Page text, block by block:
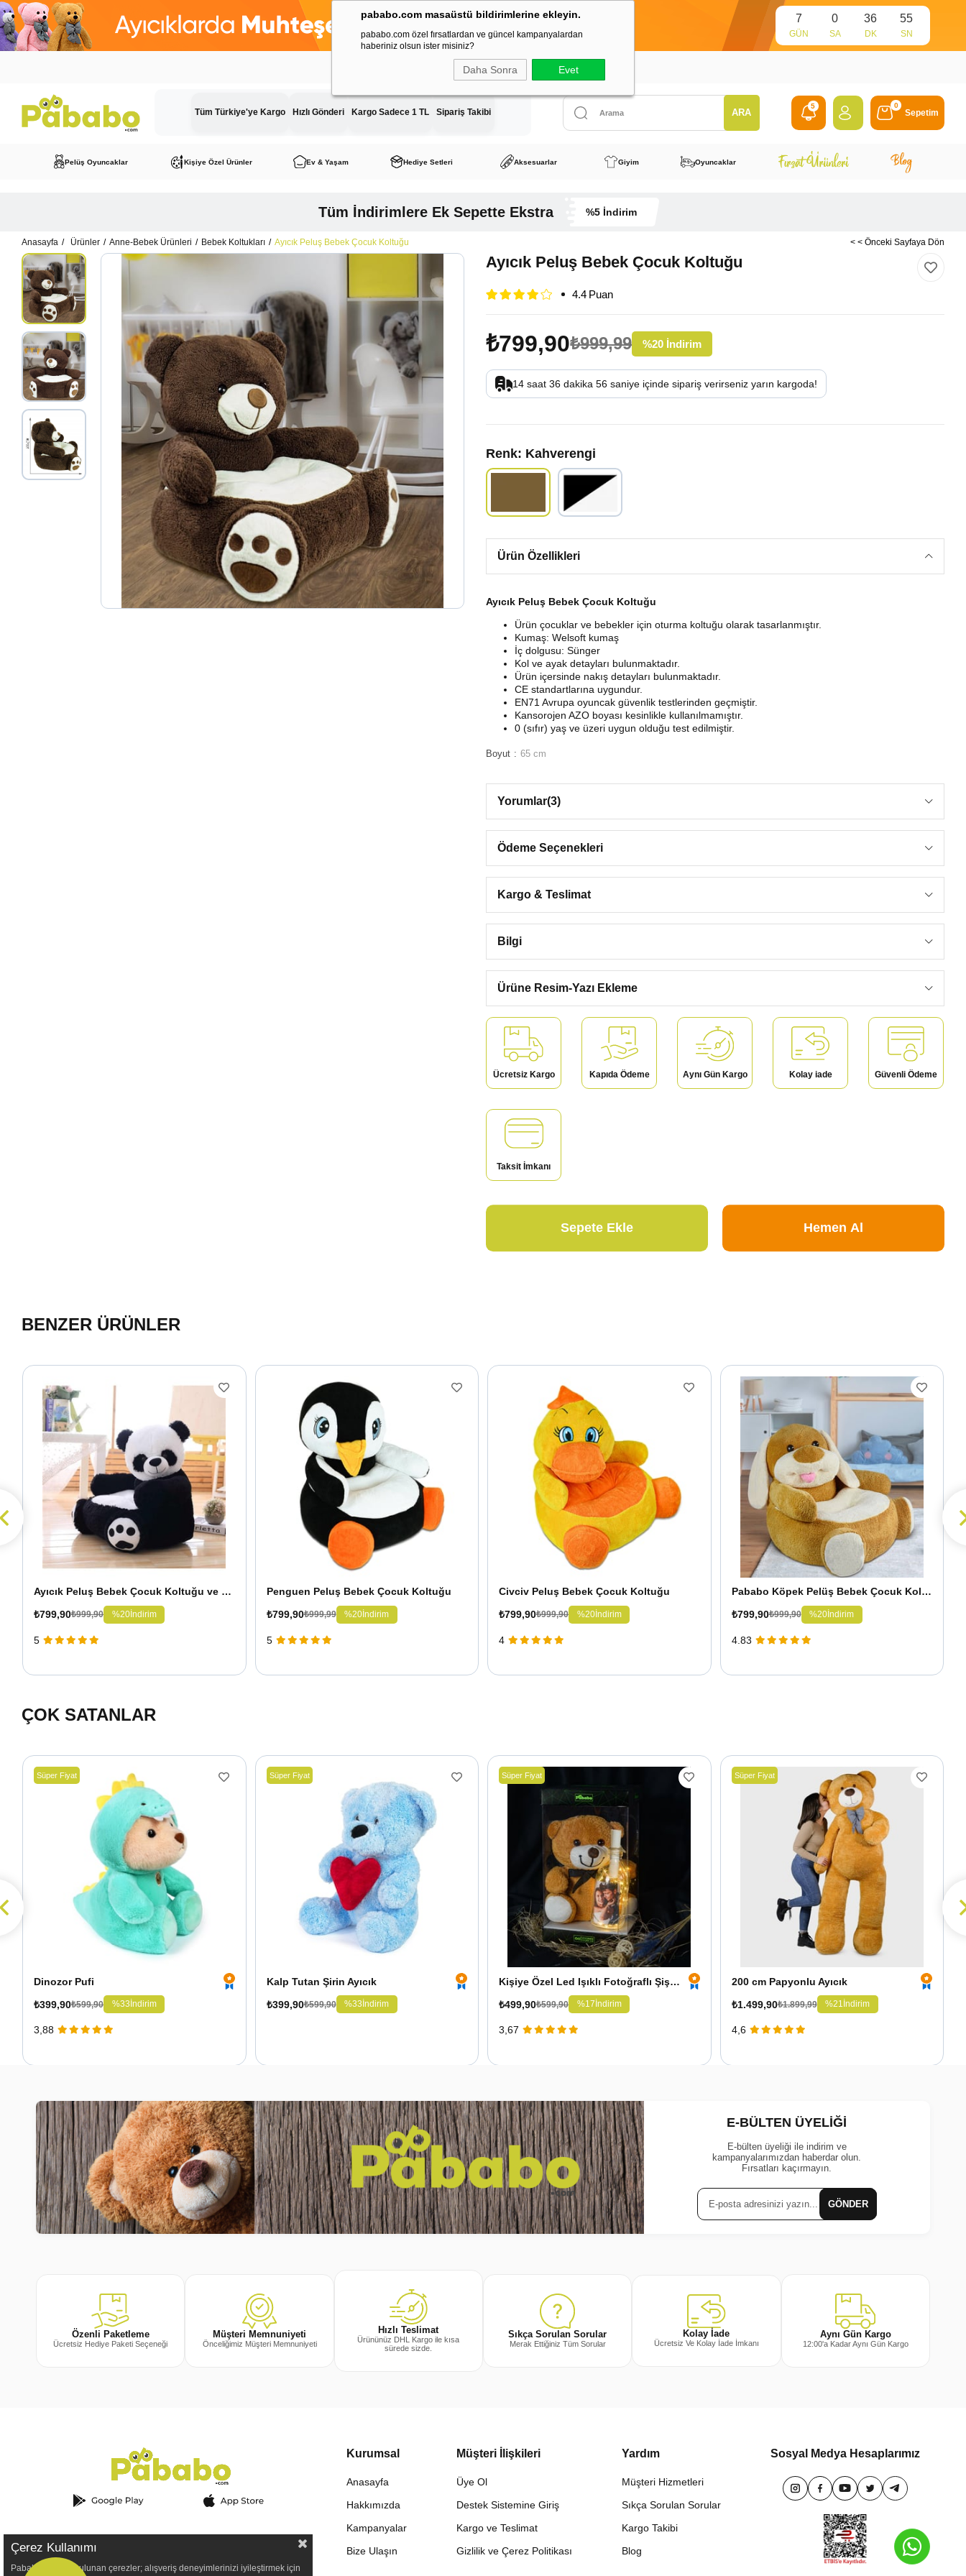
pababo.com masaüstü bildirimlerine ekleyin.
pababo.com özel fırsatlardan ve güncel kampanyalardan
haberiniz olsun ister misiniz?
Daha Sonra Evet
7
GÜN
0
SA
36
DK
55
SN
Tüm Siparişlerde Kargo Ücreti Sadece 1 TL
Tüm Türkiye'ye Kargo Hızlı Gönderi Kargo Sadece 1 TL Sipariş Takibi
5
Sepetim
0
Pelüş Oyuncaklar Kişiye Özel Ürünler Ev & Yaşam Hediye Setleri Aksesuarlar Giyim Oyuncaklar
Tüm İndirimlere Ek Sepette Ekstra %5 İndirim
Anasayfa Ürünler Anne-Bebek Ürünleri Bebek Koltukları Ayıcık Peluş Bebek Çocuk Koltuğu < < Önceki Sayfaya Dön
Ayıcık Peluş Bebek Çocuk Koltuğu
4.4
₺999,99
₺799,90 %20 İndirim
14 saat36 dakika55 saniye içinde sipariş verirsenizyarın kargoda!
Renk: Kahverengi
Ürün Özellikleri
Ayıcık Peluş Bebek Çocuk Koltuğu
Ürün çocuklar ve bebekler için oturma koltuğu olarak tasarlanmıştır.
Kumaş: Welsoft kumaş
İç dolgusu: Sünger
Kol ve ayak detayları bulunmaktadır.
Ürün içersinde nakış detayları bulunmaktadır.
CE standartlarına uygundur.
EN71 Avrupa oyuncak güvenlik testlerinden geçmiştir.
Kansorojen AZO boyası kesinlikle kullanılmamıştır.
0 (sıfır) yaş ve üzeri uygun olduğu test edilmiştir.
Boyut 65 cm
Yorumlar(3)
Ödeme Seçenekleri
Kargo & Teslimat
Bilgi
Ürüne Resim-Yazı Ekleme
Ücretsiz Kargo Kapıda Ödeme Aynı Gün Kargo Kolay iade Güvenli Ödeme
Taksit İmkanı
BENZER ÜRÜNLER
Ayıcık Peluş Bebek Çocuk Koltuğu ve Broş Hediyeli
₺799,90₺999,90 %20İndirim
5
Penguen Peluş Bebek Çocuk Koltuğu
₺799,90₺999,99 %20İndirim
5
Civciv Peluş Bebek Çocuk Koltuğu
₺799,90₺999,90 %20İndirim
4
Pababo Köpek Pelüş Bebek Çocuk Koltuğu
₺799,90₺999,90 %20İndirim
4.83
ÇOK SATANLAR
Dinozor Pufi
₺399,90₺599,90 %33 İndirim
3,88
Süper Fiyat
Kalp Tutan Şirin Ayıcık
₺399,90₺599,90 %33 İndirim
Süper Fiyat
Kişiye Özel Led Işıklı Fotoğraflı Şişe ve 25 cm Ayıcık
₺499,90₺599,90 %17 İndirim
3,67
Süper Fiyat
200 cm Papyonlu Ayıcık
₺1.499,90₺1.899,99 %21 İndirim
4,6
Süper Fiyat
E-BÜLTEN ÜYELİĞİ
E-bülten üyeliği ile indirim ve
kampanyalarımızdan haberdar olun.
Fırsatları kaçırmayın.
GÖNDER
Özenli Paketleme
Ücretsiz Hediye Paketi Seçeneği
Müşteri Memnuniyeti
Önceliğimiz Müşteri Memnuniyeti
Hızlı Teslimat
Ürününüz DHL Kargo ile kısa
sürede sizde.
Sıkça Sorulan Sorular
Merak Ettiğiniz Tüm Sorular
Kolay İade
Ücretsiz Ve Kolay İade İmkanı
Aynı Gün Kargo
12:00'a Kadar Aynı Gün Kargo
Kurumsal
Anasayfa
Hakkımızda
Kampanyalar
Bize Ulaşın
Müşteri İlişkileri
Üye Ol
Destek Sistemine Giriş
Kargo ve Teslimat
Gizlilik ve Çerez Politikası
Yardım
Müşteri Hizmetleri
Sıkça Sorulan Sorular
Kargo Takibi
Blog
Sosyal Medya Hesaplarımız
Çerez Kullanımı
Pababo.com'da bulunan çerezler; alışveriş deneyimlerinizi iyileştirmek için